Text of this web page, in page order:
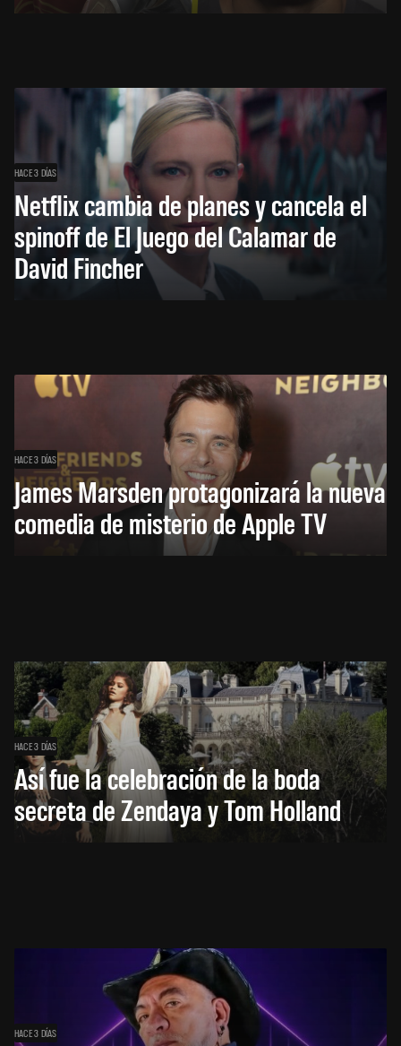
HACE 3 DÍAS
Netflix cambia de planes y cancela el
spinoff de El Juego del Calamar de
David Fincher
HACE 3 DÍAS
James Marsden protagonizará la nueva
comedia de misterio de Apple TV
HACE 3 DÍAS
Así fue la celebración de la boda
secreta de Zendaya y Tom Holland
HACE 3 DÍAS